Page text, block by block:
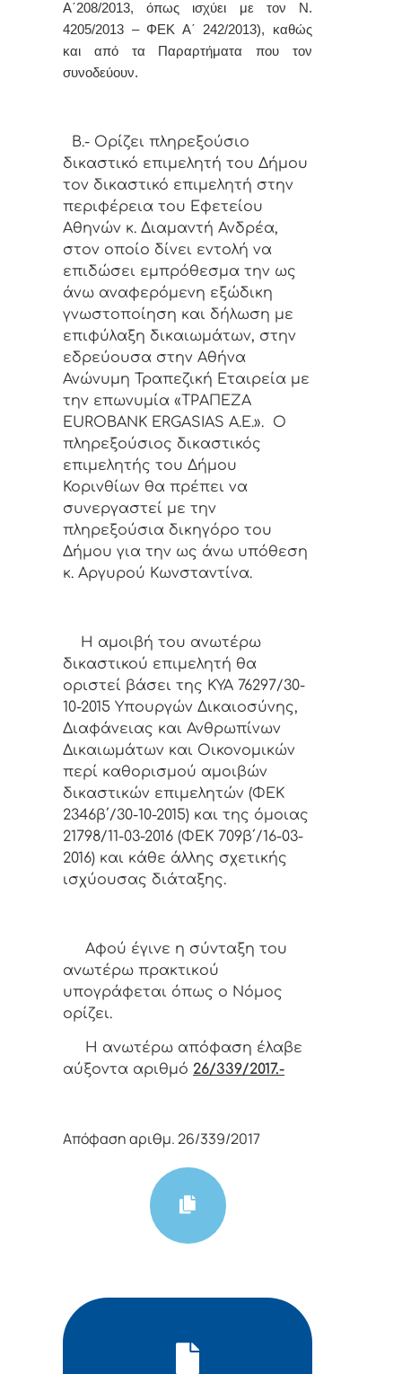
Α΄208/2013, όπως ισχύει με τον Ν.
4205/2013 – ΦΕΚ Α΄ 242/2013), καθώς
και από τα Παραρτήματα που τον
συνοδεύουν.
Β.- Ορίζει πληρεξούσιο
δικαστικό επιμελητή του Δήμου
τον δικαστικό επιμελητή στην
περιφέρεια του Εφετείου
Αθηνών κ. Διαμαντή Ανδρέα,
στον οποίο δίνει εντολή να
επιδώσει εμπρόθεσμα την ως
άνω αναφερόμενη εξώδικη
γνωστοποίηση και δήλωση με
επιφύλαξη δικαιωμάτων, στην
εδρεύουσα στην Αθήνα
Ανώνυμη Τραπεζική Εταιρεία με
την επωνυμία «ΤΡΑΠΕΖΑ
EUROBANK ERGASIAS A.E.». Ο
πληρεξούσιος δικαστικός
επιμελητής του Δήμου
Κορινθίων θα πρέπει να
συνεργαστεί με την
πληρεξούσια δικηγόρο του
Δήμου για την ως άνω υπόθεση
κ. Αργυρού Κωνσταντίνα.
Η αμοιβή του ανωτέρω
δικαστικού επιμελητή θα
οριστεί βάσει της ΚΥΑ 76297/30-
10-2015 Υπουργών Δικαιοσύνης,
Διαφάνειας και Ανθρωπίνων
Δικαιωμάτων και Οικονομικών
περί καθορισμού αμοιβών
δικαστικών επιμελητών (ΦΕΚ
2346β΄/30-10-2015) και της όμοιας
21798/11-03-2016 (ΦΕΚ 709β΄/16-03-
2016) και κάθε άλλης σχετικής
ισχύουσας διάταξης.
Αφoύ έγιvε η σύvταξη τoυ
αvωτέρω πρακτικoύ
υπoγράφεται όπως o Νόμoς
oρίζει.
Η αvωτέρω απόφαση έλαβε
αύξοντα αριθμό 26/339/2017.-
Απόφαση αριθμ. 26/339/2017